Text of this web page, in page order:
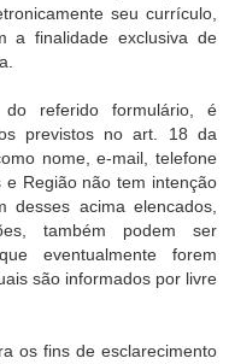
seu currículo,
a finalidade exclusiva de
do referido formulário, é
previstos no art. 18 da
nome, e-mail, telefone
Região não tem intenção
acima elencados,
também podem ser
eventualmente forem
são informados por livre
os fins de esclarecimento